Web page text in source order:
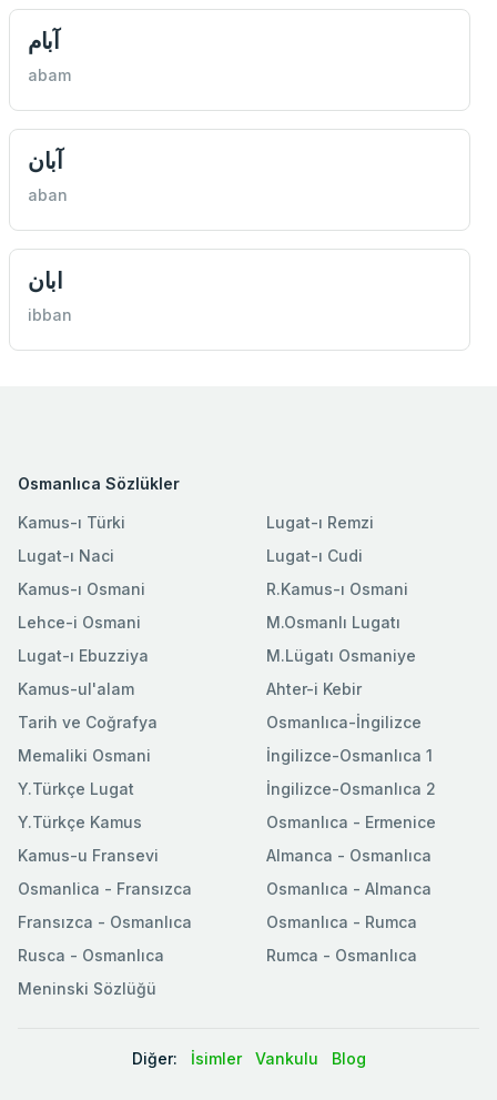
آبام
abam
آبان
aban
ابان
ibban
Osmanlıca Sözlükler
Kamus-ı Türki
Lugat-ı Naci
Kamus-ı Osmani
Lehce-i Osmani
Lugat-ı Ebuzziya
Lugat-ı Remzi
Lugat-ı Cudi
R.Kamus-ı Osmani
M.Osmanlı Lugatı
M.Lügatı Osmaniye
Kamus-ul'alam
Tarih ve Coğrafya
Memaliki Osmani
Y.Türkçe Lugat
Y.Türkçe Kamus
Ahter-i Kebir
Osmanlıca-İngilizce
İngilizce-Osmanlıca 1
İngilizce-Osmanlıca 2
Osmanlıca - Ermenice
Kamus-u Fransevi
Osmanlica - Fransızca
Fransızca - Osmanlıca
Rusca - Osmanlıca
Meninski Sözlüğü
Almanca - Osmanlıca
Osmanlıca - Almanca
Osmanlıca - Rumca
Rumca - Osmanlıca
Diğer: İsimler Vankulu Blog